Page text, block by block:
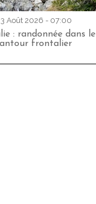
Août 2026 - 07:00
: randonnée dans le
frontalier